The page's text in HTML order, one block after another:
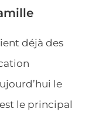
déjà des
le
le principal